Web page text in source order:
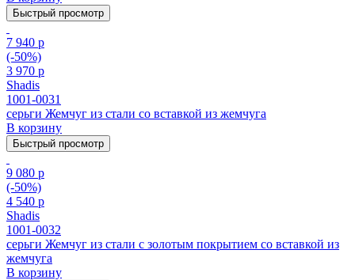
Быстрый просмотр
7 940 р
(-50%)
3 970 р
Shadis
1001-0031
серьги Жемчуг из стали cо вставкой из жемчуга
В корзину
Быстрый просмотр
9 080 р
(-50%)
4 540 р
Shadis
1001-0032
серьги Жемчуг из стали с золотым покрытием cо вставкой из
жемчуга
В корзину